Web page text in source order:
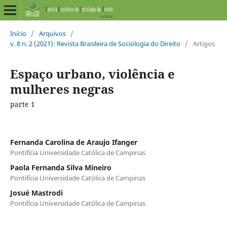
Início / Arquivos /
v. 8 n. 2 (2021): Revista Brasileira de Sociologia do Direito / Artigos
Espaço urbano, violência e
mulheres negras
parte 1
Fernanda Carolina de Araujo Ifanger
Pontifícia Universidade Católica de Campinas
Paola Fernanda Silva Mineiro
Pontifícia Universidade Católica de Campinas
Josué Mastrodi
Pontifícia Universidade Católica de Campinas